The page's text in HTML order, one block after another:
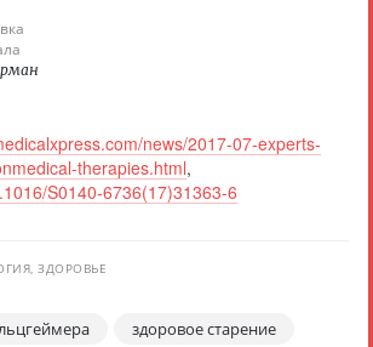
news/2017-07-experts-
therapies.html,
S0140-6736(17)31363-6
ЗДОРОВЬЕ
здоровое старение